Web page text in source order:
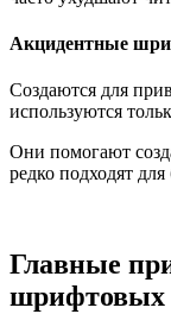
Акцидентные
Создаются для
используются
Они помогают
редко подходят
Главные
шрифтовых